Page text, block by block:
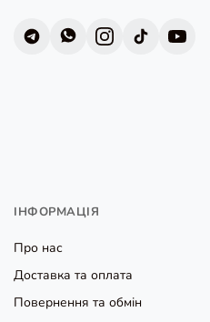
ІНФОРМАЦІЯ
Про нас
Доставка та оплата
Повернення та обмін